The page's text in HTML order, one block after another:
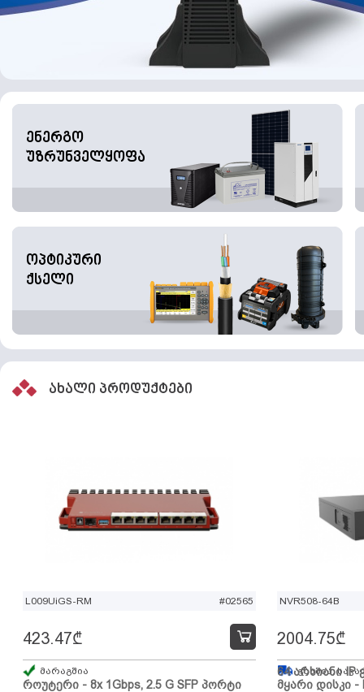
ენერგო
უზრუნველყოფა
ოპტიკური
ქსელი
ახალი პროდუქტები
L009UiGS-RM #02565
როუტერი - 8x 1Gbps, 2.5 G SFP პორტი
423.47₾
მარაგშია
NVR508-64B
64 არხიანი IP
მყარი დისკი -
2004.75₾
გზაშია,